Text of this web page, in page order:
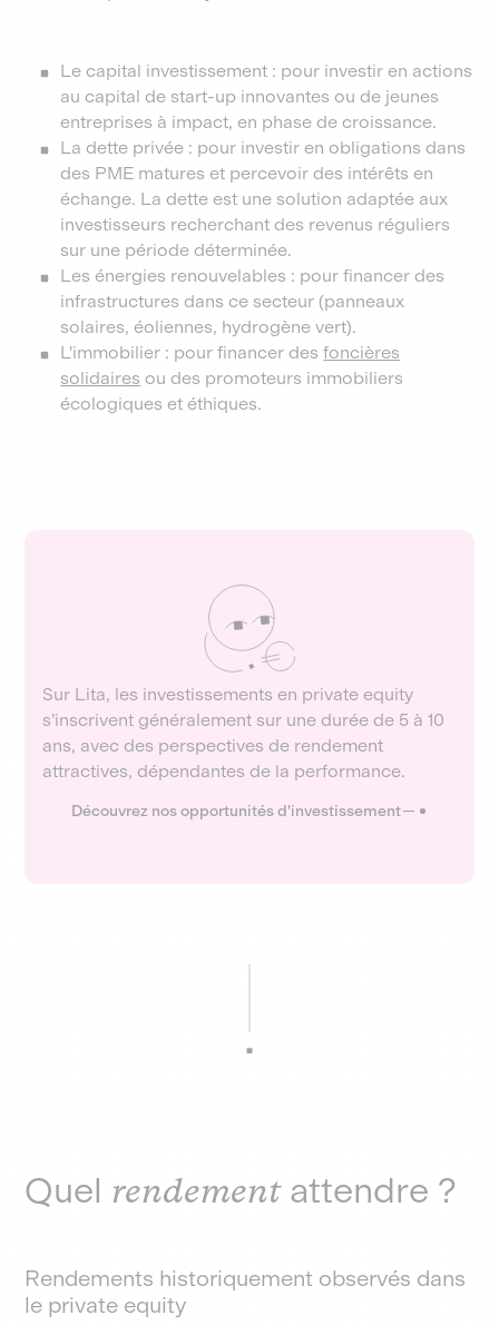
Le capital investissement : pour investir en actions
au capital de start-up innovantes ou de jeunes
entreprises à impact, en phase de croissance.
La dette privée : pour investir en obligations dans
des PME matures et percevoir des intérêts en
échange. La dette est une solution adaptée aux
investisseurs recherchant des revenus réguliers
sur une période déterminée.
Les énergies renouvelables : pour financer des
infrastructures dans ce secteur (panneaux
solaires, éoliennes, hydrogène vert).
L'immobilier : pour financer desfoncières
solidaires ou des promoteurs immobiliers
écologiques et éthiques.
Sur Lita, les investissements en private equity
s’inscrivent généralement sur une durée de 5 à 10
ans, avec des perspectives de rendement
attractives, dépendantes de la performance.
Découvrez nos opportunités d'investissement
Quel rendementattendre ?
Rendements historiquement observés dans
le private equity